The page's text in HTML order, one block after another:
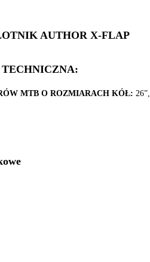
AUTHOR X-FLAP
MTB O ROZMIARACH KÓŁ: